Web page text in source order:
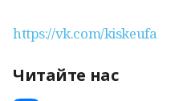
https://vk.com/kiskeufa
Читайте нас